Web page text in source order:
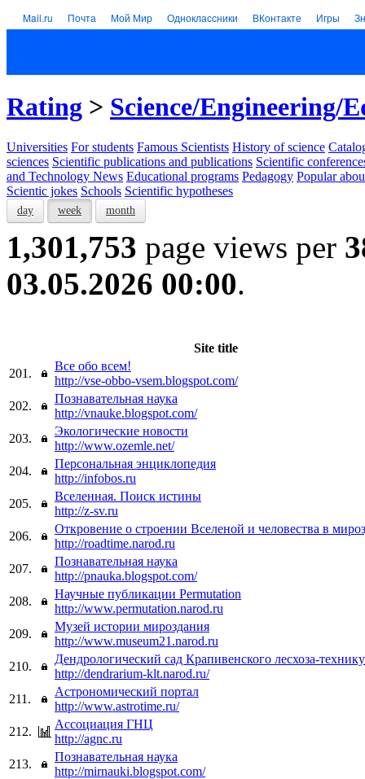
Mail.ru Почта Мой Мир Одноклассники ВКонтакте Игры
Rating > Science/Engineering/
Universities For students Famous Scientists History of science
sciences Scientific publications and publications Scientific
and Technology News Educational programs Pedagogy Popular
Scientic jokes Schools Scientific hypotheses
day week month
1,301,753 page views per
03.05.2026 00:00.
Site title
201.
Все обо всем!
http://vse-obbo-vsem.blogspot.com/
202.
Познавательная наука
http://vnauke.blogspot.com/
203.
Экологические новости
http://www.ozemle.net/
204.
Персональная энциклопедия
http://infobos.ru
205.
Вселенная. Поиск истины
http://z-sv.ru
206.
Откровение о строении Вселеной и человеcтва в
http://roadtime.narod.ru
207.
Познавательная наука
http://pnauka.blogspot.com/
208.
Научные публикации Permutation
http://www.permutation.narod.ru
209.
Музей истории мироздания
http://www.museum21.narod.ru
210.
Дендрологический сад Крапивенского лесхоза-
http://dendrarium-klt.narod.ru/
211.
Астрономический портал
http://www.astrotime.ru/
212.
Ассоциация ГНЦ
http://agnc.ru
213.
Познавательная наука
http://mirnauki.blogspot.com/